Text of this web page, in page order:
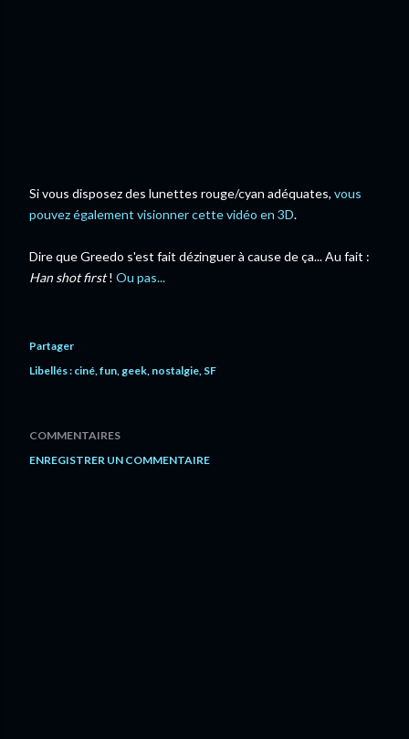
Si vous disposez des lunettes rouge/cyan adéquates, vous
pouvez également visionner cette vidéo en 3D.
Dire que Greedo s'est fait dézinguer à cause de ça... Au fait :
Han shot first! Ou pas...
Partager
Libellés : ciné fun geek nostalgie SF
COMMENTAIRES
ENREGISTRER UN COMMENTAIRE